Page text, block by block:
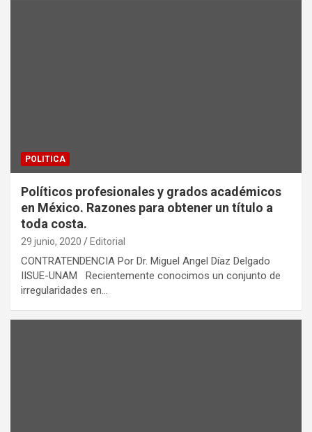
POLITICA
Políticos profesionales y grados académicos
en México. Razones para obtener un título a
toda costa.
29 junio, 2020 Editorial
CONTRATENDENCIA Por Dr. Miguel Angel Díaz Delgado
IISUE-UNAM Recientemente conocimos un conjunto de
irregularidades en…